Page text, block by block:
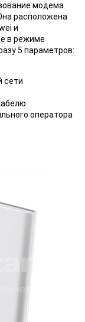
модема
расположена
и
в режиме
5 параметров:
сети
оператора